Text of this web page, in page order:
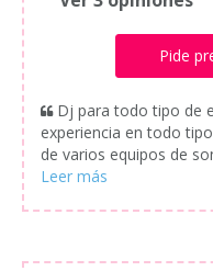
Pide
Dj para todo tipo de
experiencia en todo
de varios equipos de